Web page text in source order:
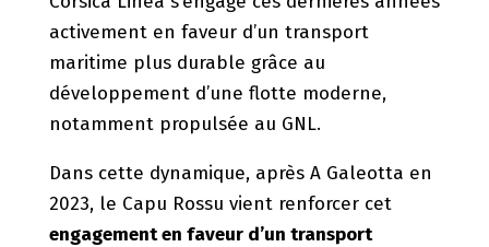
activement en faveur d’un transport
maritime plus durable grâce au
développement d’une flotte moderne,
notamment propulsée au GNL.
Dans cette dynamique, après A Galeotta en
2023, le Capu Rossu vient renforcer cet
engagement en faveur d’un transport